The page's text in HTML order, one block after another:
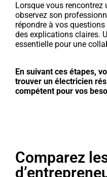
Lorsque vous rencontrez
observez son
répondre à vos
des explications claires.
essentielle pour une
En suivant ces étapes,
trouver un électricien
compétent pour vos
Comparez